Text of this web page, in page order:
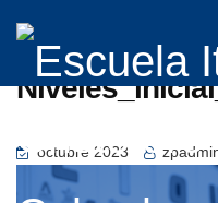
octubre 2023